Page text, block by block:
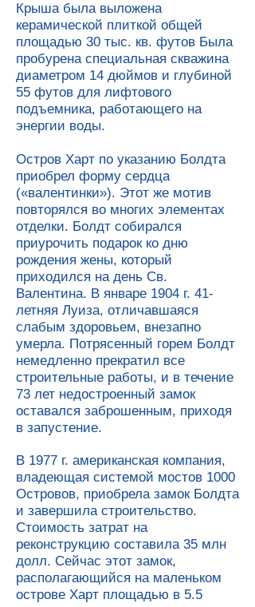
Крыша была выложена
керамической плиткой общей
площадью 30 тыс. кв. футов Была
пробурена специальная скважина
диаметром 14 дюймов и глубиной
55 футов для лифтового
подъемника, работающего на
энергии воды.
Остров Харт по указанию Болдта
приобрел форму сердца
(«валентинки»). Этот же мотив
повторялся во многих элементах
отделки. Болдт собирался
приурочить подарок ко дню
рождения жены, который
приходился на день Св.
Валентина. В январе 1904 г. 41-
летняя Луиза, отличавшаяся
слабым здоровьем, внезапно
умерла. Потрясенный горем Болдт
немедленно прекратил все
строительные работы, и в течение
73 лет недостроенный замок
оставался заброшенным, приходя
в запустение.
В 1977 г. американская компания,
владеющая системой мостов 1000
Островов, приобрела замок Болдта
и завершила строительство.
Стоимость затрат на
реконструкцию составила 35 млн
долл. Сейчас этот замок,
располагающийся на маленьком
острове Харт площадью в 5.5